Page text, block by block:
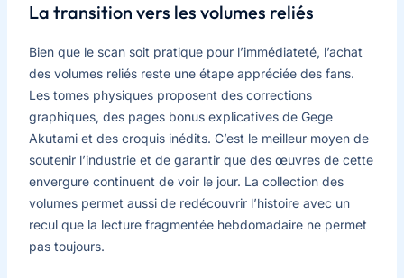
La transition vers les volumes reliés
Bien que le scan soit pratique pour l’immédiateté, l’achat
des volumes reliés reste une étape appréciée des fans.
Les tomes physiques proposent des corrections
graphiques, des pages bonus explicatives de Gege
Akutami et des croquis inédits. C’est le meilleur moyen de
soutenir l’industrie et de garantir que des œuvres de cette
envergure continuent de voir le jour. La collection des
volumes permet aussi de redécouvrir l’histoire avec un
recul que la lecture fragmentée hebdomadaire ne permet
pas toujours.